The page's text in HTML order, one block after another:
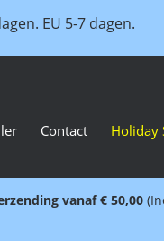
EU 5-7 dagen.
Contact Holiday
vanaf € 50,00